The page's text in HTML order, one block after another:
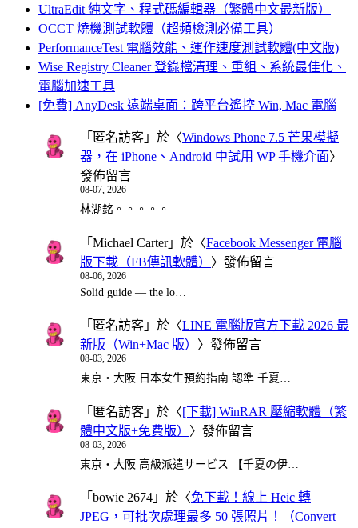
UltraEdit 純文字、程式碼編輯器（繁體中文最新版）
OCCT 燒機測試軟體（超頻檢測必備工具）
PerformanceTest 電腦效能、運作速度測試軟體(中文版)
Wise Registry Cleaner 登錄檔清理、重組、系統最佳化、
電腦加速工具
[免費] AnyDesk 遠端桌面：跨平台遙控 Win, Mac 電腦
「 匿名訪客 」於〈Windows Phone 7.5 芒果模擬
器，在 iPhone、Android 中試用 WP 手機介面〉
發佈留言
08-07, 2026
林湖銘。。。。。
「 Michael Carter」於〈Facebook Messenger 電腦
版下載（FB傳訊軟體） 〉發佈留言
08-06, 2026
Solid guide — the lo…
「 匿名訪客 」於〈LINE 電腦版官方下載 2026 最
新版（Win+Mac 版） 〉發佈留言
08-03, 2026
東京・大阪 日本女生預約指南 認準 千夏…
「 匿名訪客 」於〈[下載] WinRAR 壓縮軟體（繁
體中文版+免費版） 〉發佈留言
08-03, 2026
東京・大阪 高級派遣サービス 【千夏の伊…
「 bowie 2674 」於〈免下載！線上 Heic 轉
JPEG，可批次處理最多 50 張照片！（Convert